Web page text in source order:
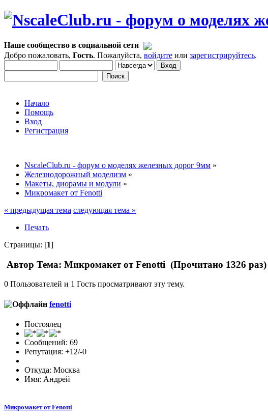
Наше сообщество в социальной сети
Добро пожаловать, Гость. Пожалуйста, войдите или зарегистрируйтесь.
Начало
Помощь
Вход
Регистрация
NscaleClub.ru - форум о моделях железных дорог 9мм »
Железнодорожный моделизм »
Макеты, диорамы и модули »
Микромакет от Fenotti
« предыдущая тема следующая тема »
Печать
Страницы: [1]
Автор Тема: Микромакет от Fenotti (Прочитано 1326 раз)
0 Пользователей и 1 Гость просматривают эту тему.
fenotti
Постоялец
Сообщений: 69
Репутация: +12/-0
Откуда: Москва
Имя: Андрей
Микромакет от Fenotti